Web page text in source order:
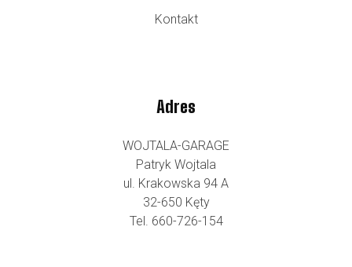
Kontakt
Adres
WOJTALA-GARAGE
Patryk Wojtala
ul. Krakowska 94 A
32-650 Kęty
Tel. 660-726-154